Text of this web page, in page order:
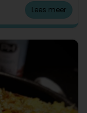
Lees meer